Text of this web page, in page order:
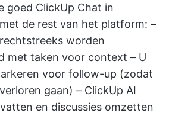
goed ClickUp Chat in
de rest van het platform: –
worden
met taken voor context – U
voor follow-up (zodat
gaan) – ClickUp AI
en discussies omzetten